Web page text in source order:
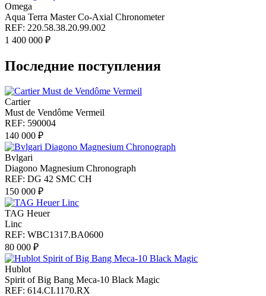
Omega
Aqua Terra Master Co-Axial Chronometer
REF: 220.58.38.20.99.002
1 400 000 ₽
Последние поступления
Cartier
Must de Vendôme Vermeil
REF: 590004
140 000 ₽
Bvlgari
Diagono Magnesium Chronograph
REF: DG 42 SMC CH
150 000 ₽
TAG Heuer
Linc
REF: WBC1317.BA0600
80 000 ₽
Hublot
Spirit of Big Bang Meca-10 Black Magic
REF: 614.CI.1170.RX